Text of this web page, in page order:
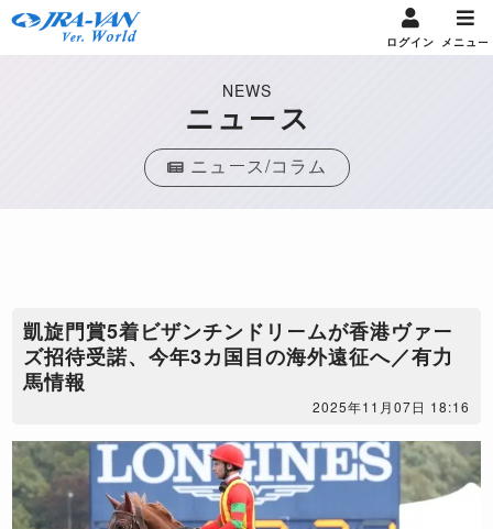
ログイン メニュー
NEWS
ニュース
ニュース/コラム
凱旋門賞5着ビザンチンドリームが香港ヴァー
ズ招待受諾、今年3カ国目の海外遠征へ／有力
馬情報
2025年11月07日 18:16